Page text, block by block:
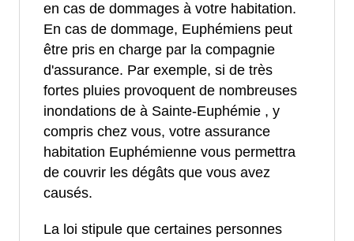
en cas de dommages à votre habitation.
En cas de dommage, Euphémiens peut
être pris en charge par la compagnie
d'assurance. Par exemple, si de très
fortes pluies provoquent de nombreuses
inondations de à Sainte-Euphémie , y
compris chez vous, votre assurance
habitation Euphémienne vous permettra
de couvrir les dégâts que vous avez
causés.
La loi stipule que certaines personnes